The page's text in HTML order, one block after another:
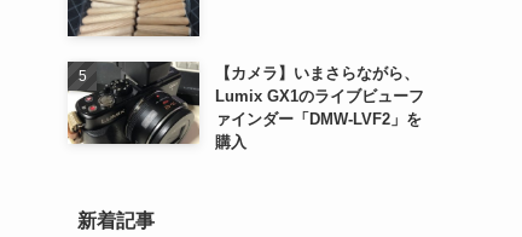
【カメラ】いまさらながら、
Lumix GX1のライブビューフ
ァインダー「DMW-LVF2」を
購入
新着記事